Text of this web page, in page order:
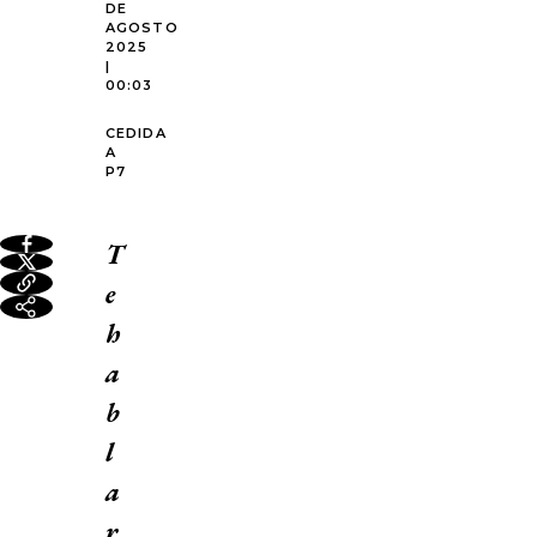
DE
AGOSTO
2025
|
00:03
CEDIDA
A
P7
T
e
h
a
b
l
a